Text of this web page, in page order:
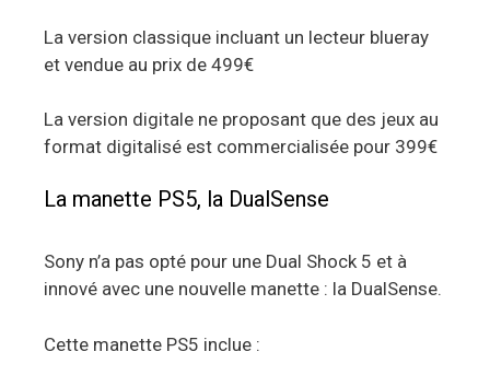
La version classique incluant un lecteur blueray
et vendue au prix de 499€
La version digitale ne proposant que des jeux au
format digitalisé est commercialisée pour 399€
La manette PS5, la DualSense
Sony n’a pas opté pour une Dual Shock 5 et à
innové avec une nouvelle manette : la DualSense.
Cette manette PS5 inclue :